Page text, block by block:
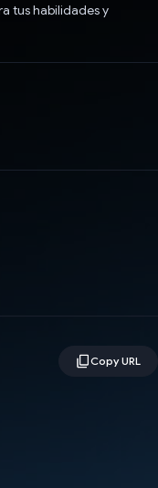
tus habilidades y